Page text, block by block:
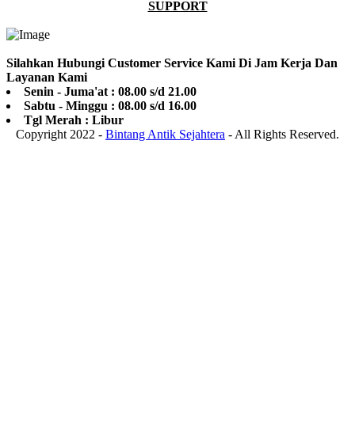
SUPPORT
Silahkan Hubungi Customer Service Kami Di Jam Kerja Dan
Layanan Kami
Senin - Juma'at : 08.00 s/d 21.00
Sabtu - Minggu : 08.00 s/d 16.00
Tgl Merah : Libur
Copyright 2022 - Bintang Antik Sejahtera - All Rights Reserved.